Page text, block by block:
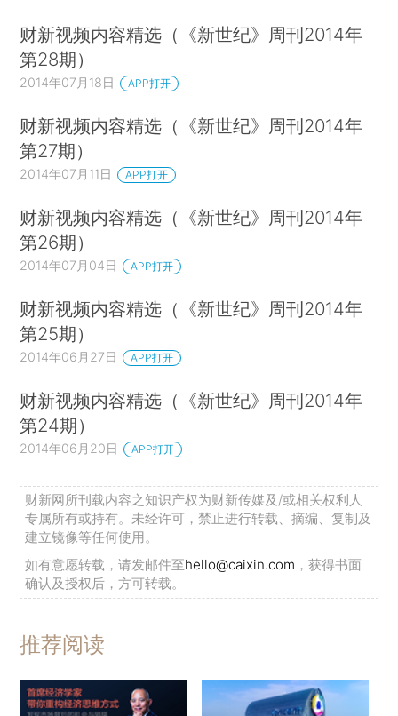
财新视频内容精选（《新世纪》周刊2014年
第28期）
2014年07月18日 APP打开
财新视频内容精选（《新世纪》周刊2014年
第27期）
2014年07月11日 APP打开
财新视频内容精选（《新世纪》周刊2014年
第26期）
2014年07月04日 APP打开
财新视频内容精选（《新世纪》周刊2014年
第25期）
2014年06月27日 APP打开
财新视频内容精选（《新世纪》周刊2014年
第24期）
2014年06月20日 APP打开
财新网所刊载内容之知识产权为财新传媒及/或相关权利人
专属所有或持有。未经许可，禁止进行转载、摘编、复制及
建立镜像等任何使用。
如有意愿转载，请发邮件至hello@caixin.com ，获得书面
确认及授权后，方可转载。
推荐阅读